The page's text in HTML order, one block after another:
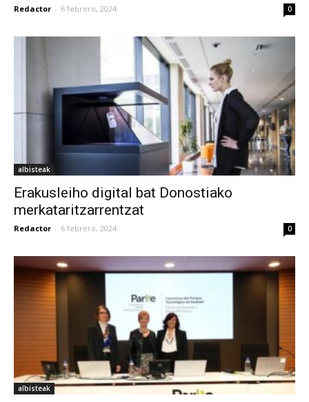
Redactor - 6 febrero, 2024 0
albisteak
Erakusleiho digital bat Donostiako
merkataritzarrentzat
Redactor - 6 febrero, 2024 0
albisteak